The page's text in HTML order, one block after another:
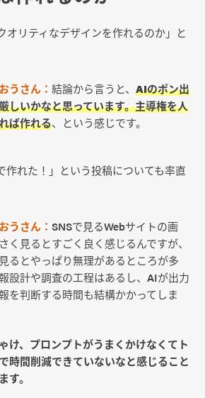
オリティなデザインを作れるのか」と
うさん： 結論から言うと、 AIのポン出
しいかなと思っています。主導権を人
ば作れる、という感じです。
作れた！」という投稿についても率直
うさん： SNSで見るWebサイトの画
く見るとすごく良く感じるんですが、
るとやっぱり無理があるところが多
設計や調査の工程はあるし、AIが出力
を判断する時間も結構かかってしま
け、プロンプトがうまくかけなくてト
時間削減できていないなと感じること
す。